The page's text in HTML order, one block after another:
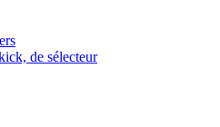
de sélecteur